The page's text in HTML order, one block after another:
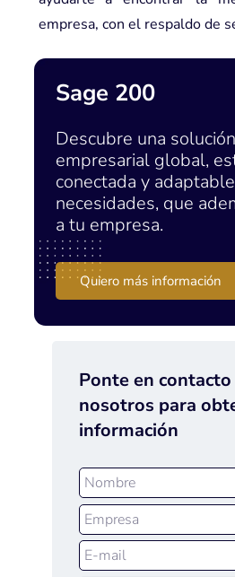
empresa, con el respaldo de
Sage 200
Descubre una
empresarial global,
conectada y
necesidades, que
a tu empresa.
Quiero más información
Ponte en contacto
nosotros para
información